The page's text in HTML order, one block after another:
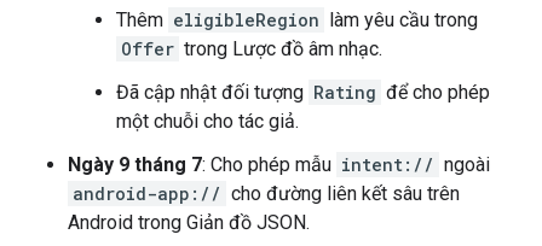
Thêm eligibleRegion làm yêu cầu trong
Offer trong Lược đồ âm nhạc.
Đã cập nhật đối tượng Rating để cho phép
một chuỗi cho tác giả.
Ngày 9 tháng 7: Cho phép mẫu intent:// ngoài
android-app:// cho đường liên kết sâu trên
Android trong Giản đồ JSON.